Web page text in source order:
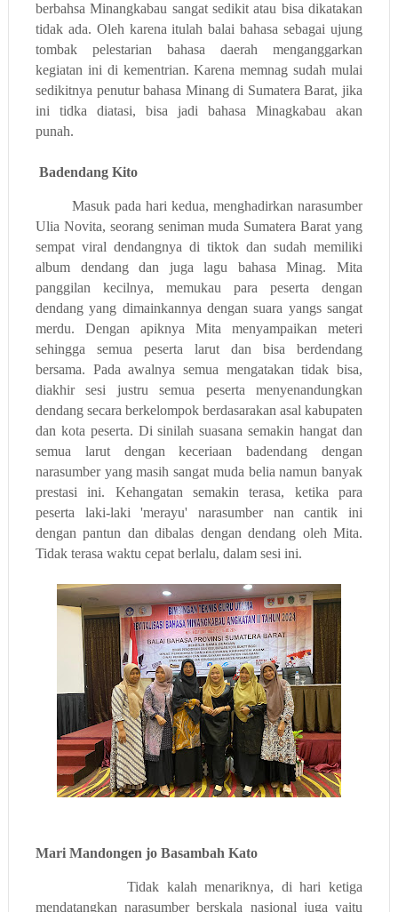
berbahsa Minangkabau sangat sedikit atau bisa dikatakan
tidak ada. Oleh karena itulah balai bahasa sebagai ujung
tombak pelestarian bahasa daerah menganggarkan
kegiatan ini di kementrian. Karena memnag sudah mulai
sedikitnya penutur bahasa Minang di Sumatera Barat, jika
ini tidka diatasi, bisa jadi bahasa Minagkabau akan
punah.
Badendang Kito
Masuk pada hari kedua, menghadirkan narasumber
Ulia Novita, seorang seniman muda Sumatera Barat yang
sempat viral dendangnya di tiktok dan sudah memiliki
album dendang dan juga lagu bahasa Minag. Mita
panggilan kecilnya, memukau para peserta dengan
dendang yang dimainkannya dengan suara yangs sangat
merdu. Dengan apiknya Mita menyampaikan meteri
sehingga semua peserta larut dan bisa berdendang
bersama. Pada awalnya semua mengatakan tidak bisa,
diakhir sesi justru semua peserta menyenandungkan
dendang secara berkelompok berdasarakan asal kabupaten
dan kota peserta. Di sinilah suasana semakin hangat dan
semua larut dengan keceriaan badendang dengan
narasumber yang masih sangat muda belia namun banyak
prestasi ini. Kehangatan semakin terasa, ketika para
peserta laki-laki 'merayu' narasumber nan cantik ini
dengan pantun dan dibalas dengan dendang oleh Mita.
Tidak terasa waktu cepat berlalu, dalam sesi ini.
Mari Mandongen jo Basambah Kato
Tidak kalah menariknya, di hari ketiga
mendatangkan narasumber berskala nasional juga yaitu